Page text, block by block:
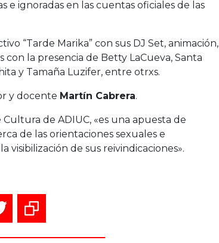
e ignoradas en las cuentas oficiales de las
“Tarde Marika” con sus DJ Set, animación,
la presencia de Betty LaCueva, Santa
y Tamaña Luzifer, entre otrxs.
y docente Martín Cabrera.
de ADIUC, «es una apuesta de
de las orientaciones sexuales e
visibilización de sus reivindicaciones».